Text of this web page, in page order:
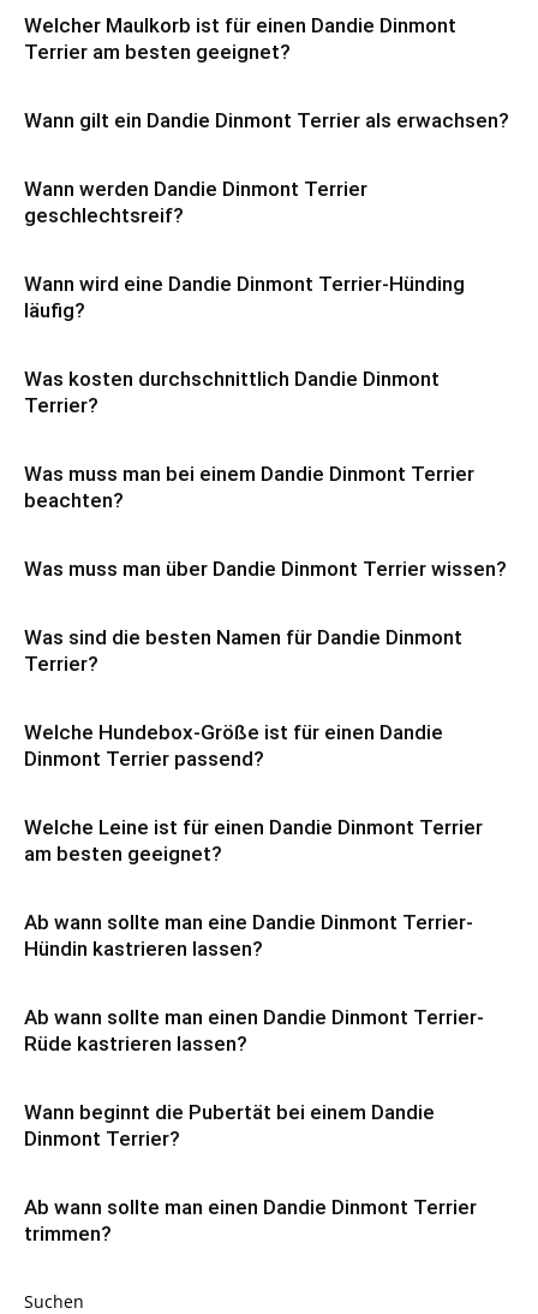
Welcher Maulkorb ist für einen Dandie Dinmont
Terrier am besten geeignet?
Wann gilt ein Dandie Dinmont Terrier als erwachsen?
Wann werden Dandie Dinmont Terrier
geschlechtsreif?
Wann wird eine Dandie Dinmont Terrier-Hünding
läufig?
Was kosten durchschnittlich Dandie Dinmont
Terrier?
Was muss man bei einem Dandie Dinmont Terrier
beachten?
Was muss man über Dandie Dinmont Terrier wissen?
Was sind die besten Namen für Dandie Dinmont
Terrier?
Welche Hundebox-Größe ist für einen Dandie
Dinmont Terrier passend?
Welche Leine ist für einen Dandie Dinmont Terrier
am besten geeignet?
Ab wann sollte man eine Dandie Dinmont Terrier-
Hündin kastrieren lassen?
Ab wann sollte man einen Dandie Dinmont Terrier-
Rüde kastrieren lassen?
Wann beginnt die Pubertät bei einem Dandie
Dinmont Terrier?
Ab wann sollte man einen Dandie Dinmont Terrier
trimmen?
Suchen